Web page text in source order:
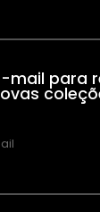
mail para